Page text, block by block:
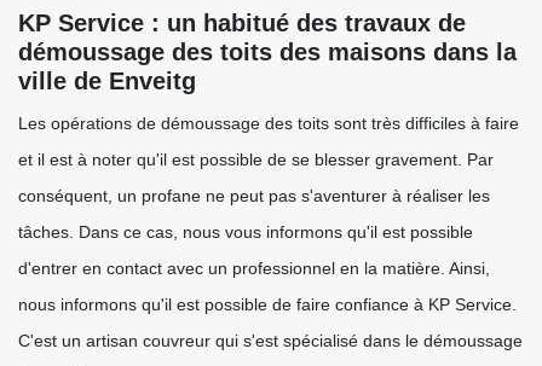
KP Service : un habitué des travaux de
démoussage des toits des maisons dans la
ville de Enveitg
Les opérations de démoussage des toits sont très difficiles à faire
et il est à noter qu'il est possible de se blesser gravement. Par
conséquent, un profane ne peut pas s'aventurer à réaliser les
tâches. Dans ce cas, nous vous informons qu'il est possible
d'entrer en contact avec un professionnel en la matière. Ainsi,
nous informons qu'il est possible de faire confiance à KP Service.
C'est un artisan couvreur qui s'est spécialisé dans le démoussage